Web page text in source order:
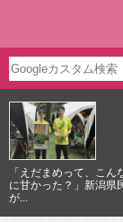
「えだまめって、こん
に甘かった？」新潟県
が...